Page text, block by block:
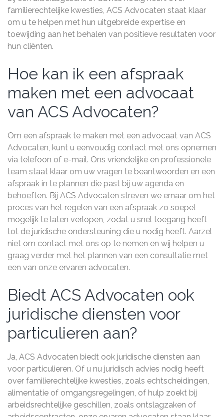
familierechtelijke kwesties, ACS Advocaten staat klaar
om u te helpen met hun uitgebreide expertise en
toewijding aan het behalen van positieve resultaten voor
hun cliënten.
Hoe kan ik een afspraak
maken met een advocaat
van ACS Advocaten?
Om een afspraak te maken met een advocaat van ACS
Advocaten, kunt u eenvoudig contact met ons opnemen
via telefoon of e-mail. Ons vriendelijke en professionele
team staat klaar om uw vragen te beantwoorden en een
afspraak in te plannen die past bij uw agenda en
behoeften. Bij ACS Advocaten streven we ernaar om het
proces van het regelen van een afspraak zo soepel
mogelijk te laten verlopen, zodat u snel toegang heeft
tot de juridische ondersteuning die u nodig heeft. Aarzel
niet om contact met ons op te nemen en wij helpen u
graag verder met het plannen van een consultatie met
een van onze ervaren advocaten.
Biedt ACS Advocaten ook
juridische diensten voor
particulieren aan?
Ja, ACS Advocaten biedt ook juridische diensten aan
voor particulieren. Of u nu juridisch advies nodig heeft
over familierechtelijke kwesties, zoals echtscheidingen,
alimentatie of omgangsregelingen, of hulp zoekt bij
arbeidsrechtelijke geschillen, zoals ontslagzaken of